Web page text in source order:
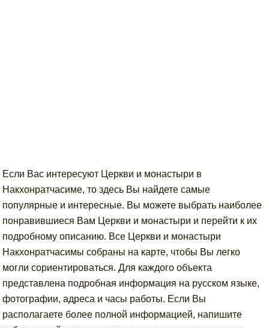
Если Вас интересуют Церкви и монастыри в
Накхонратчасиме, то здесь Вы найдете самые
популярные и интересные. Вы можете выбрать наиболее
понравившиеся Вам Церкви и монастыри и перейти к их
подробному описанию. Все Церкви и монастыри
Накхонратчасимы собраны на карте, чтобы Вы легко
могли сориентироваться. Для каждого объекта
представлена подробная информация на русском языке,
фотографии, адреса и часы работы. Если Вы
располагаете более полной информацией, напишите